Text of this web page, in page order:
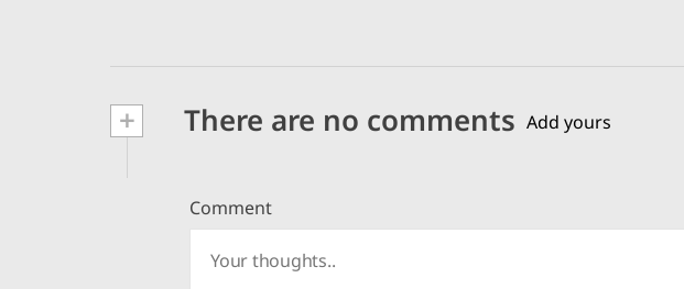
+ There are no comments Add yours
Comment